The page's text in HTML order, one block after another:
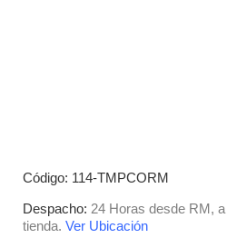
Código: 114-TMPCORM
Despacho: 24 Horas desde RM,
tienda. Ver Ubicación